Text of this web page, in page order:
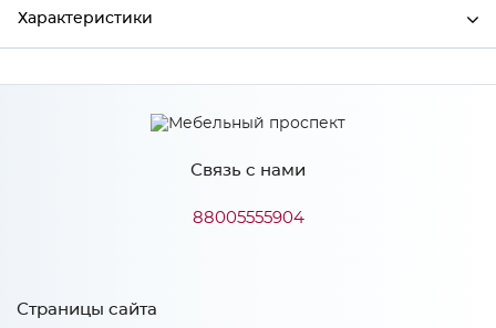
Характеристики
Ширина 418
278
16
Сурская мебель
Материал
Связь с нами
88005555904
Страницы сайта